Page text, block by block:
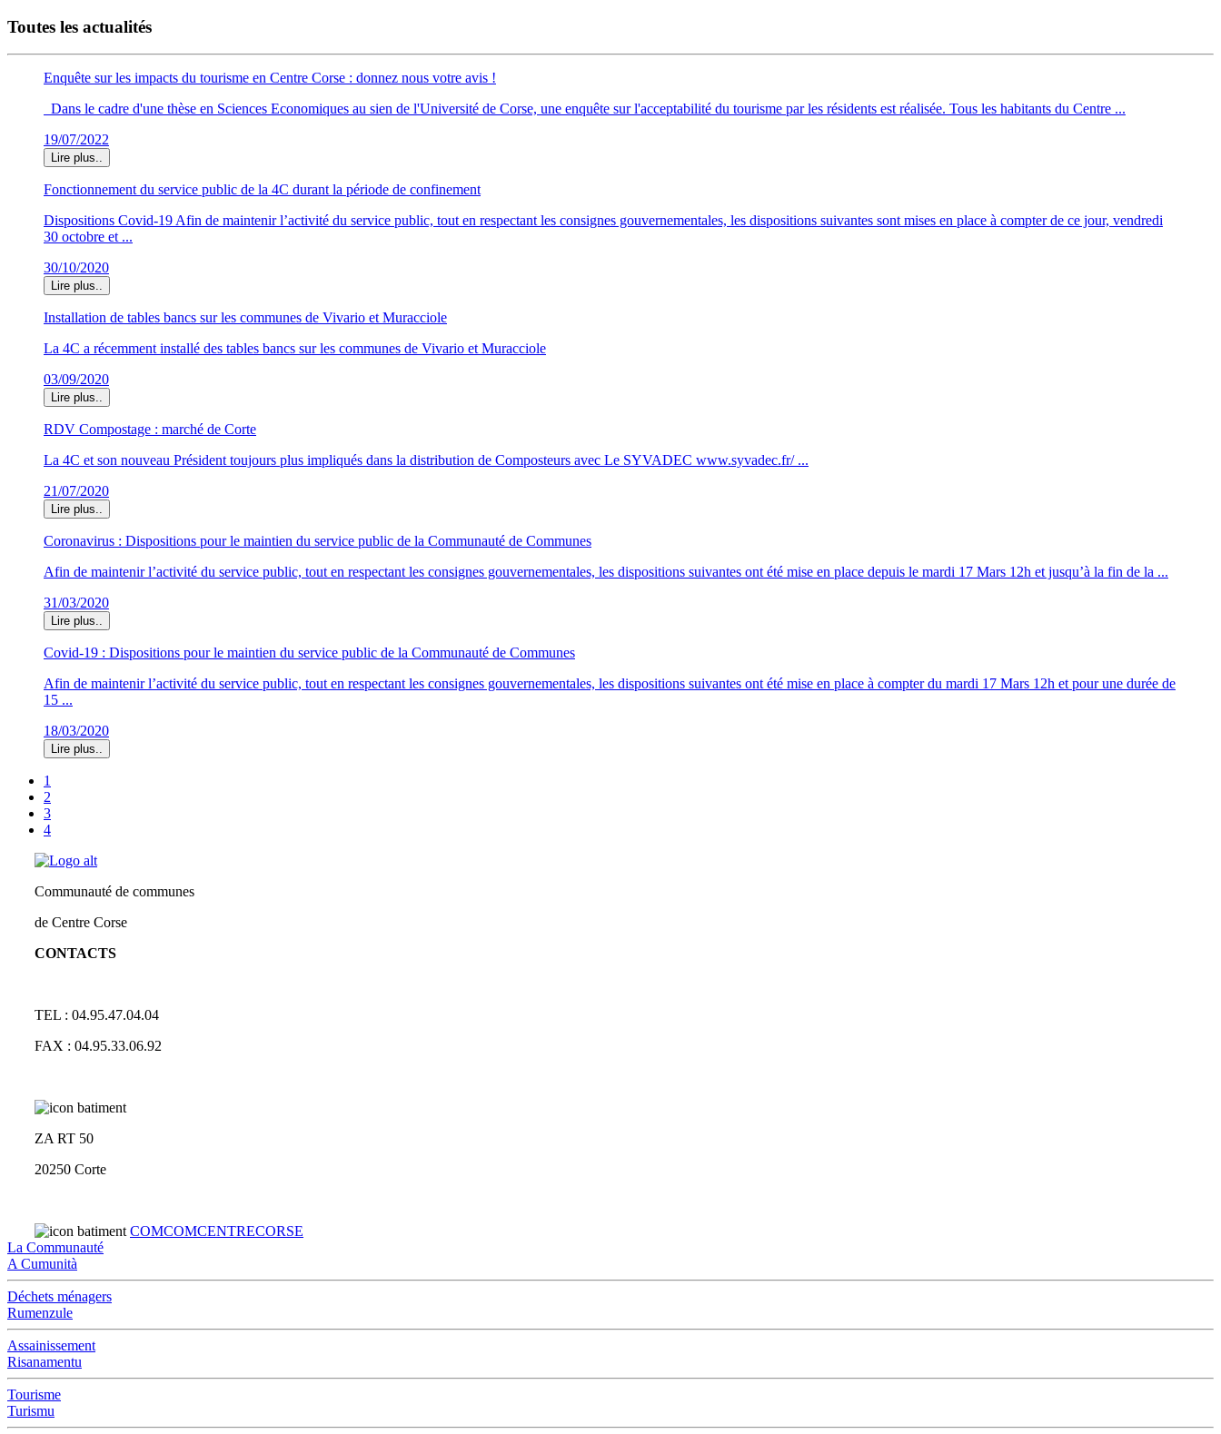
Toutes les actualités
Enquête sur les impacts du tourisme en Centre Corse : donnez nous votre avis !
Dans le cadre d'une thèse en Sciences Economiques au sien de l'Université de Corse, une enquête sur l'acceptabilité du tourisme par les résidents est réalisée. Tous les habitants du Centre ...
19/07/2022
Lire plus..
Fonctionnement du service public de la 4C durant la période de confinement
Dispositions Covid-19 Afin de maintenir l’activité du service public, tout en respectant les consignes gouvernementales, les dispositions suivantes sont mises en place à compter de ce jour, vendredi
30 octobre et ...
30/10/2020
Lire plus..
Installation de tables bancs sur les communes de Vivario et Muracciole
La 4C a récemment installé des tables bancs sur les communes de Vivario et Muracciole
03/09/2020
Lire plus..
RDV Compostage : marché de Corte
La 4C et son nouveau Président toujours plus impliqués dans la distribution de Composteurs avec Le SYVADEC www.syvadec.fr/ ...
21/07/2020
Lire plus..
Coronavirus : Dispositions pour le maintien du service public de la Communauté de Communes
Afin de maintenir l’activité du service public, tout en respectant les consignes gouvernementales, les dispositions suivantes ont été mise en place depuis le mardi 17 Mars 12h et jusqu’à la fin de la ...
31/03/2020
Lire plus..
Covid-19 : Dispositions pour le maintien du service public de la Communauté de Communes
Afin de maintenir l’activité du service public, tout en respectant les consignes gouvernementales, les dispositions suivantes ont été mise en place à compter du mardi 17 Mars 12h et pour une durée de
15 ...
18/03/2020
Lire plus..
1
2
3
4
Communauté de communes
de Centre Corse
CONTACTS
TEL : 04.95.47.04.04
FAX : 04.95.33.06.92
ZA RT 50
20250 Corte
COMCOMCENTRECORSE
La Communauté
A Cumunità
Déchets ménagers
Rumenzule
Assainissement
Risanamentu
Tourisme
Turismu